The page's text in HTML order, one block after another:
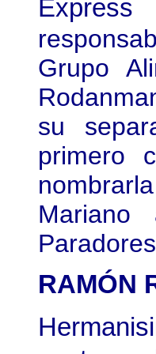
Express
Grupo
su
primero
RAMÓN